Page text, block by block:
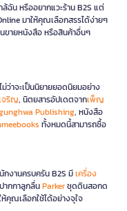
ฉัน หรืออยากแวะร้าน B2S แต่
มาให้คุณเลือกสรรได้ง่ายๆ
ขายหนังสือ หรือสินค้าอื่นๆ
ว่าจะเป็นนิยายยอดนิยมอย่าง
จริญ, นิตยสารอัปเดตจากเพ็ญ
Publishing, หนังสือ
ทั้งหมดนี้สามารถซื้อ
งานครบครัน B2S มีเครื่อง
ากกาลูกลื่นParkerชุดดินสอกด
ห้คุณเลือกใช้ได้อย่างจุใจ